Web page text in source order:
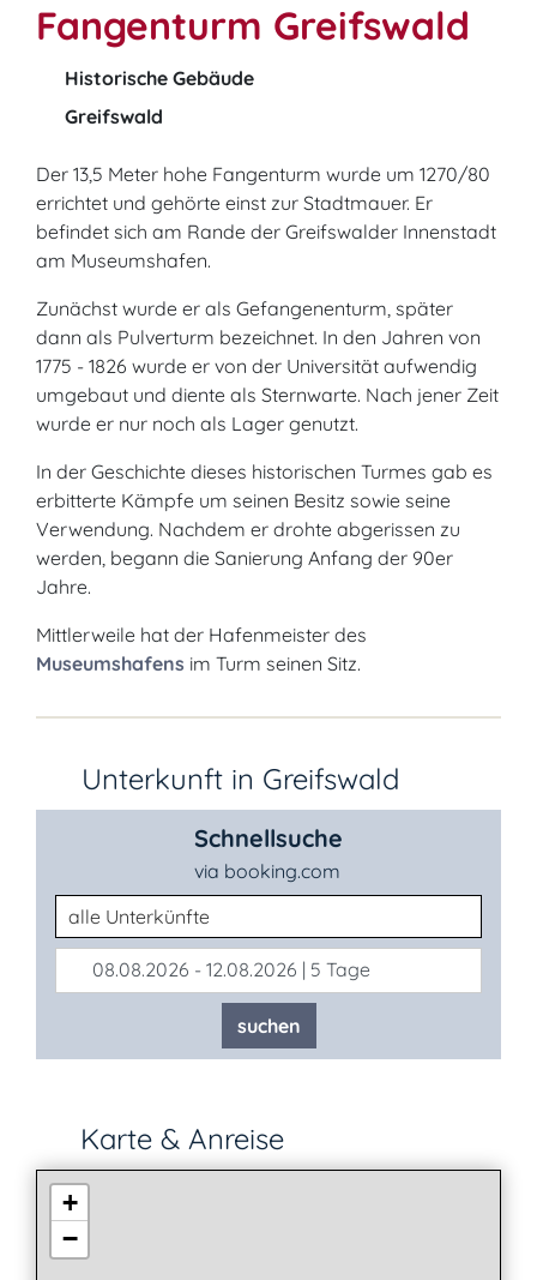
Fangenturm Greifswald
Historische Gebäude
Greifswald
Der 13,5 Meter hohe Fangenturm wurde um 1270/80
errichtet und gehörte einst zur Stadtmauer. Er
befindet sich am Rande der Greifswalder Innenstadt
am Museumshafen.
Zunächst wurde er als Gefangenenturm, später
dann als Pulverturm bezeichnet. In den Jahren von
1775 - 1826 wurde er von der Universität aufwendig
umgebaut und diente als Sternwarte. Nach jener Zeit
wurde er nur noch als Lager genutzt.
In der Geschichte dieses historischen Turmes gab es
erbitterte Kämpfe um seinen Besitz sowie seine
Verwendung. Nachdem er drohte abgerissen zu
werden, begann die Sanierung Anfang der 90er
Jahre.
Mittlerweile hat der Hafenmeister des
Museumshafens im Turm seinen Sitz.
Unterkunft in Greifswald
Schnellsuche
via booking.com
Unterkunftsart
08.08.2026 - 12.08.2026 | 5 Tage
suchen
Karte & Anreise
+
−